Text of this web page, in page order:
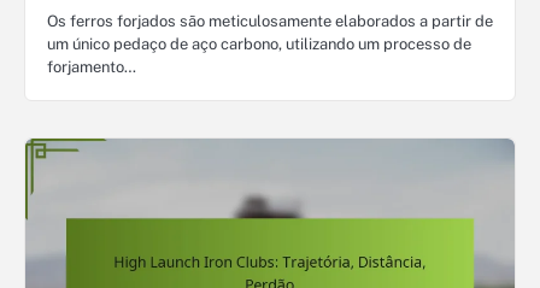
Os ferros forjados são meticulosamente elaborados a partir de
um único pedaço de aço carbono, utilizando um processo de
forjamento…